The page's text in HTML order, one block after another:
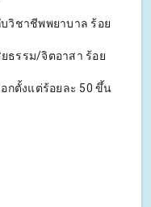
บวิชาชีพพยาบาล ร้อย
ธรรม/จิตอาสา ร้อย
กตั้งแต่ร้อยละ 50 ขึ้น